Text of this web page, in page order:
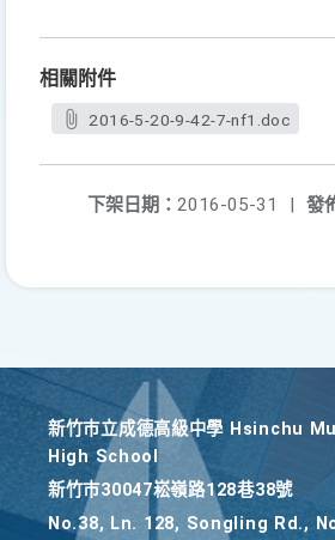
相關附件
2016-5-20-9-42-7-nf1.doc
發
下架日期： 2016-05-31
|
新竹巿立成德高級中學 Hsinchu
High School
新竹巿30047崧嶺路128巷38號
No.38, Ln. 128, Songling Rd.,